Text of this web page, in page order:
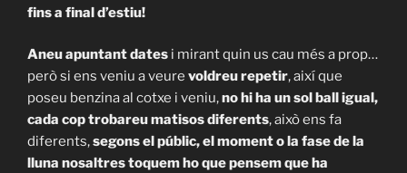
fins a final d’estiu!
Aneu apuntant dates i mirant quin us cau més a prop…
però si ens veniu a veure voldreu repetir, així que
poseu benzina al cotxe i veniu,no hi ha un sol ball igual,
cada cop trobareu matisos diferents, això ens fa
diferents,segons el públic, el moment o la fase de la
lluna nosaltres toquem ho que pensem que ha